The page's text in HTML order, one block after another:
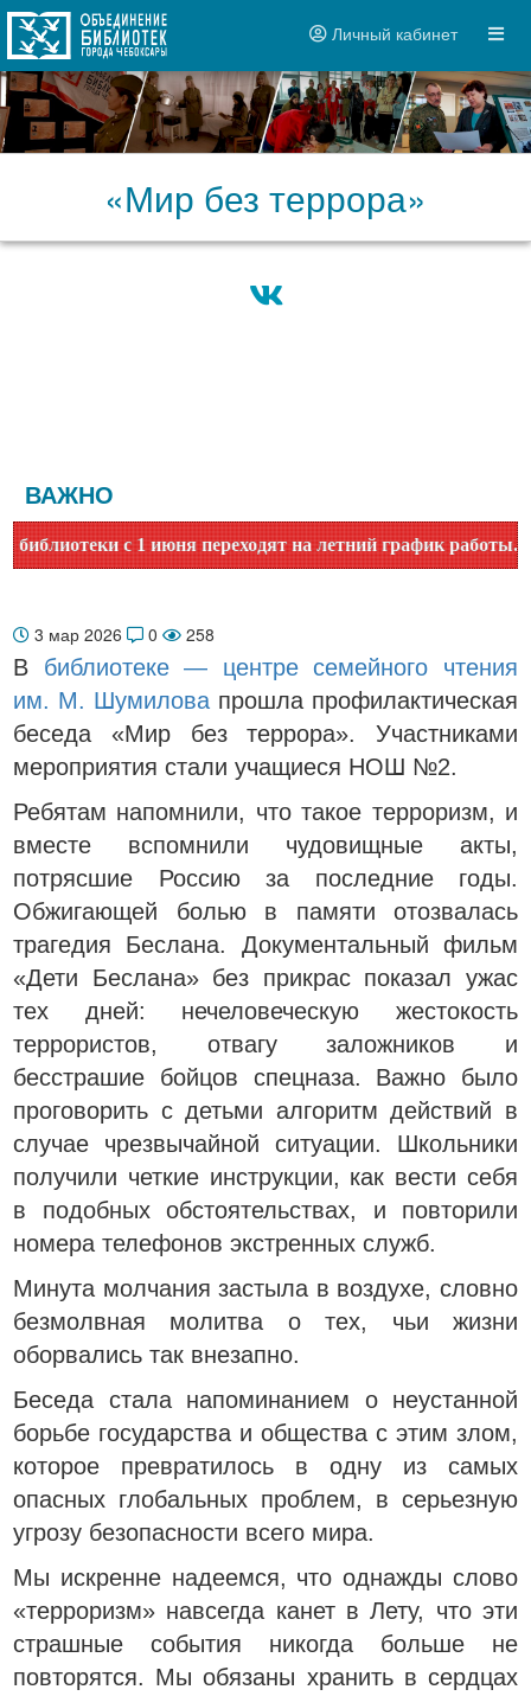
Личный кабинет
«Мир без террора»
ВАЖНО
с 1 июня переходят на летний график работы.
3 мар 2026 0 258
В библиотеке — центре семейного чтения
им. М. Шумилова прошла профилактическая
беседа «Мир без террора». Участниками
мероприятия стали учащиеся НОШ №2.
Ребятам напомнили, что такое терроризм, и
вместе вспомнили чудовищные акты,
потрясшие Россию за последние годы.
Обжигающей болью в памяти отозвалась
трагедия Беслана. Документальный фильм
«Дети Беслана» без прикрас показал ужас
тех дней: нечеловеческую жестокость
террористов, отвагу заложников и
бесстрашие бойцов спецназа. Важно было
проговорить с детьми алгоритм действий в
случае чрезвычайной ситуации. Школьники
получили четкие инструкции, как вести себя
в подобных обстоятельствах, и повторили
номера телефонов экстренных служб.
Минута молчания застыла в воздухе, словно
безмолвная молитва о тех, чьи жизни
оборвались так внезапно.
Беседа стала напоминанием о неустанной
борьбе государства и общества с этим злом,
которое превратилось в одну из самых
опасных глобальных проблем, в серьезную
угрозу безопасности всего мира.
Мы искренне надеемся, что однажды слово
«терроризм» навсегда канет в Лету, что эти
страшные события никогда больше не
повторятся. Мы обязаны хранить в сердцах